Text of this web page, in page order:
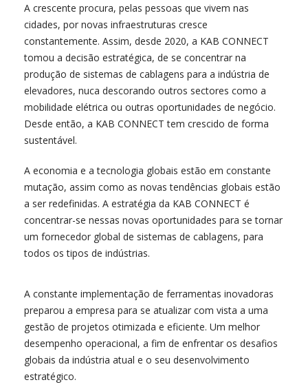
A crescente procura, pelas pessoas que vivem nas
cidades, por novas infraestruturas cresce
constantemente. Assim, desde 2020, a KAB CONNECT
tomou a decisão estratégica, de se concentrar na
produção de sistemas de cablagens para a indústria de
elevadores, nuca descorando outros sectores como a
mobilidade elétrica ou outras oportunidades de negócio.
Desde então, a KAB CONNECT tem crescido de forma
sustentável.
A economia e a tecnologia globais estão em constante
mutação, assim como as novas tendências globais estão
a ser redefinidas. A estratégia da KAB CONNECT é
concentrar-se nessas novas oportunidades para se tornar
um fornecedor global de sistemas de cablagens, para
todos os tipos de indústrias.
A constante implementação de ferramentas inovadoras
preparou a empresa para se atualizar com vista a uma
gestão de projetos otimizada e eficiente. Um melhor
desempenho operacional, a fim de enfrentar os desafios
globais da indústria atual e o seu desenvolvimento
estratégico.